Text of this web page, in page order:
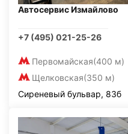
Автосервис Измайлово
+7 (495) 021-25-26
Первомайская(400 м)
Щелковская(350 м)
Сиреневый бульвар, 83б